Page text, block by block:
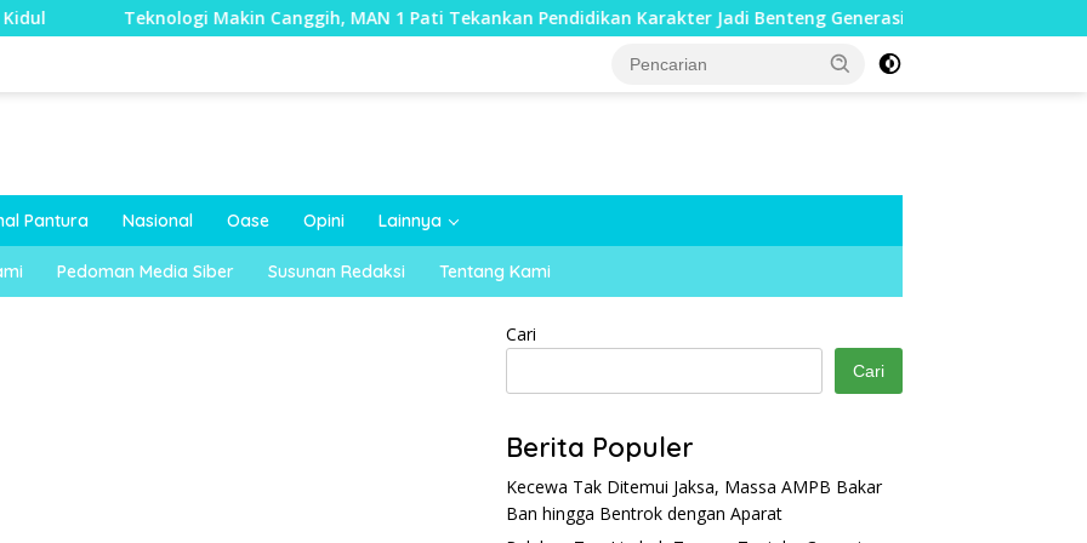
Makin Canggih, MAN 1 Pati Tekankan Pendidikan Karakter Jadi Benteng Generasi Muda Cegah Warga
Pantura Nasional Oase Opini Lainnya
Pedoman Media Siber Susunan Redaksi Tentang Kami
Cari
Cari
Berita Populer
Kecewa Tak Ditemui Jaksa, Massa AMPB Bakar
Ban hingga Bentrok dengan Aparat